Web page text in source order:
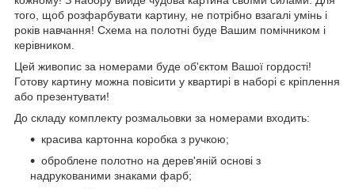
того, щоб розфарбувати картину, не потрібно взагалі умінь і
років навчання! Схема на полотні буде Вашим помічником і
керівником.
Цей живопис за номерами буде об'єктом Вашої гордості!
Готову картину можна повісити у квартирі в наборі є кріплення
або презентувати!
До складу комплекту розмальовки за номерами входить:
красива картонна коробка з ручкою;
оброблене полотно на дерев'яній основі з
надрукованими знаками фарб;